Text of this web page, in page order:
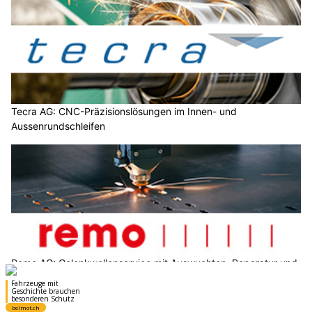
Tecra AG: CNC-Präzisionslösungen im Innen- und
Aussenrundschleifen
Remo AG: Gelenkwellenservice mit Auswuchten, Reparatur und
Neuanfertigung